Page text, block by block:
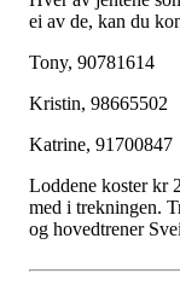
ei av de, kan du
Tony, 90781614
Kristin, 98665502
Katrine, 91700847
Loddene koster kr
med i trekningen.
og hovedtrener